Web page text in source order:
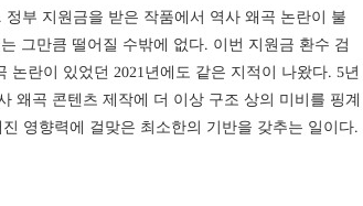
부 지원금을 받은 작품에서 역사 왜곡 논란이 불
그만큼 떨어질 수밖에 없다. 이번 지원금 환수 검
란이 있었던 2021년에도 같은 지적이 나왔다. 5년
왜곡 콘텐츠 제작에 더 이상 구조 상의 미비를 핑계
영향력에 걸맞은 최소한의 기반을 갖추는 일이다.